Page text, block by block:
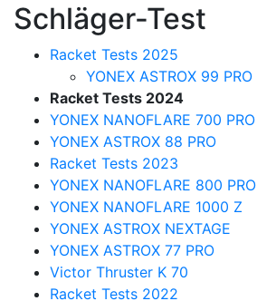
Schläger-Test
Racket Tests 2025
YONEX ASTROX 99 PRO
Racket Tests 2024
YONEX NANOFLARE 700 PRO
YONEX ASTROX 88 PRO
Racket Tests 2023
YONEX NANOFLARE 800 PRO
YONEX NANOFLARE 1000 Z
YONEX ASTROX NEXTAGE
YONEX ASTROX 77 PRO
Victor Thruster K 70
Racket Tests 2022